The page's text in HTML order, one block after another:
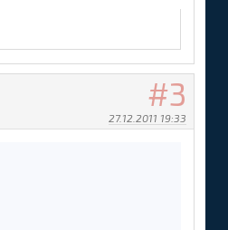
3
27.12.2011 19:33